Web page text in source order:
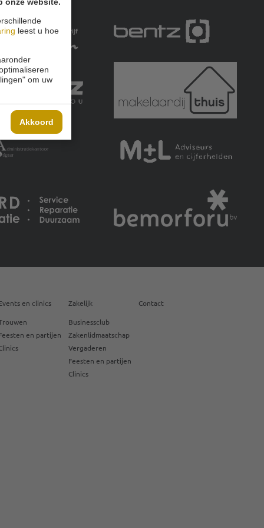
leest u hoe
om uw
Akkoord
en clinics
en partijen
Zakelijk
Businessclub
Zakenlidmaatschap
Vergaderen
Feesten en partijen
Clinics
Contact